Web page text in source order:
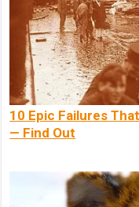
10 Epic Failures
— Find Out